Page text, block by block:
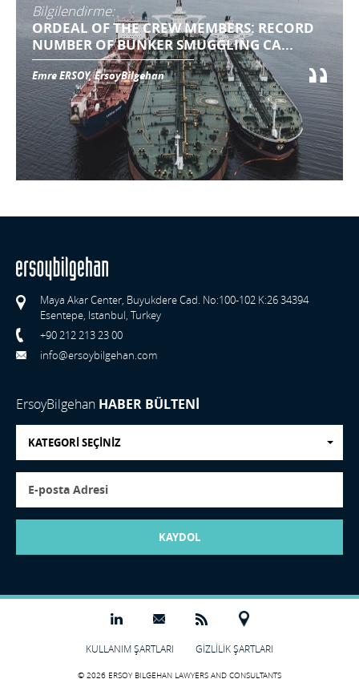
Bilgilendirme:
ORDEAL OF THE CREW MEMBERS: RECORD
NUMBER OF BUNKER SMUGGLING CA...
Emre ERSOY, ErsoyBilgehan
Maya Akar Center, Buyukdere Cad. No:100-102 K:26 34394
Esentepe, Istanbul, Turkey
+90 212 213 23 00
info@ersoybilgehan.com
ErsoyBilgehan HABER BÜLTENİ
KATEGORİ SEÇİNİZ
KAYDOL
© 2026 ERSOY BILGEHAN LAWYERS AND CONSULTANTS
KULLANIM ŞARTLARI GİZLİLİK ŞARTLARI